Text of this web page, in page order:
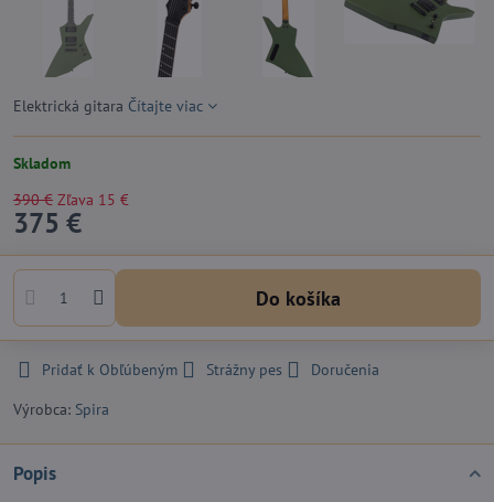
Elektrická gitara Čítajte viac
Skladom
390 € Zľava 15 €
375 €
Do košíka
Pridať k Obľúbeným Strážny pes
Doručenia
Výrobca: Spira
Popis